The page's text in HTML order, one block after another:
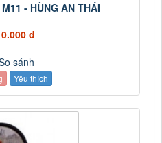
- HÙNG AN THÁI
đ
sánh
Yêu thích